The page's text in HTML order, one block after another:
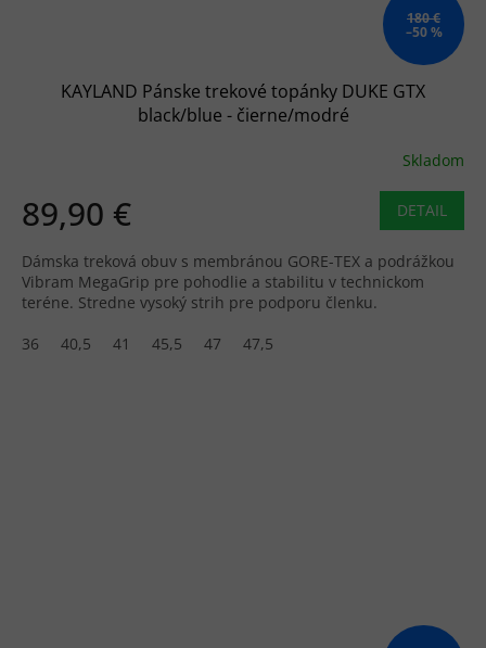
180 €
–50 %
KAYLAND Pánske trekové topánky DUKE GTX
black/blue - čierne/modré
Skladom
89,90 € DETAIL
Dámska treková obuv s membránou GORE-TEX a podrážkou
Vibram MegaGrip pre pohodlie a stabilitu v technickom
teréne. Stredne vysoký strih pre podporu členku.
36
40,5 41 45,5 47 47,5